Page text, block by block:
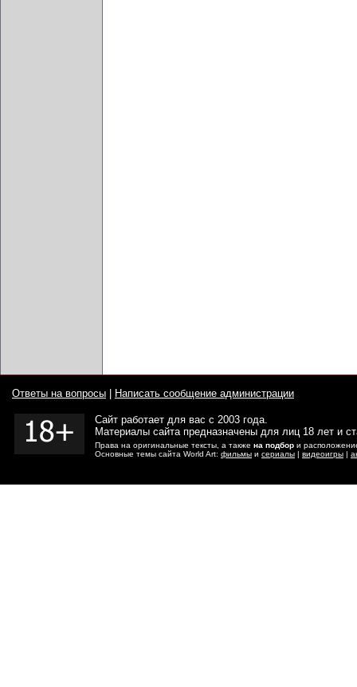
Ответы на вопросы Написать сообщение администрации
Сайт работает для вас с 2003 года.
Материалы сайта предназначены для лиц 18 лет и
Права на оригинальные тексты, а также на подбор и
Основные темы сайта World Art: фильмы и сериалы | видеоигры |